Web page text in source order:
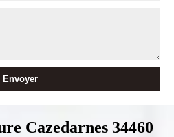
Cazedarnes 34460